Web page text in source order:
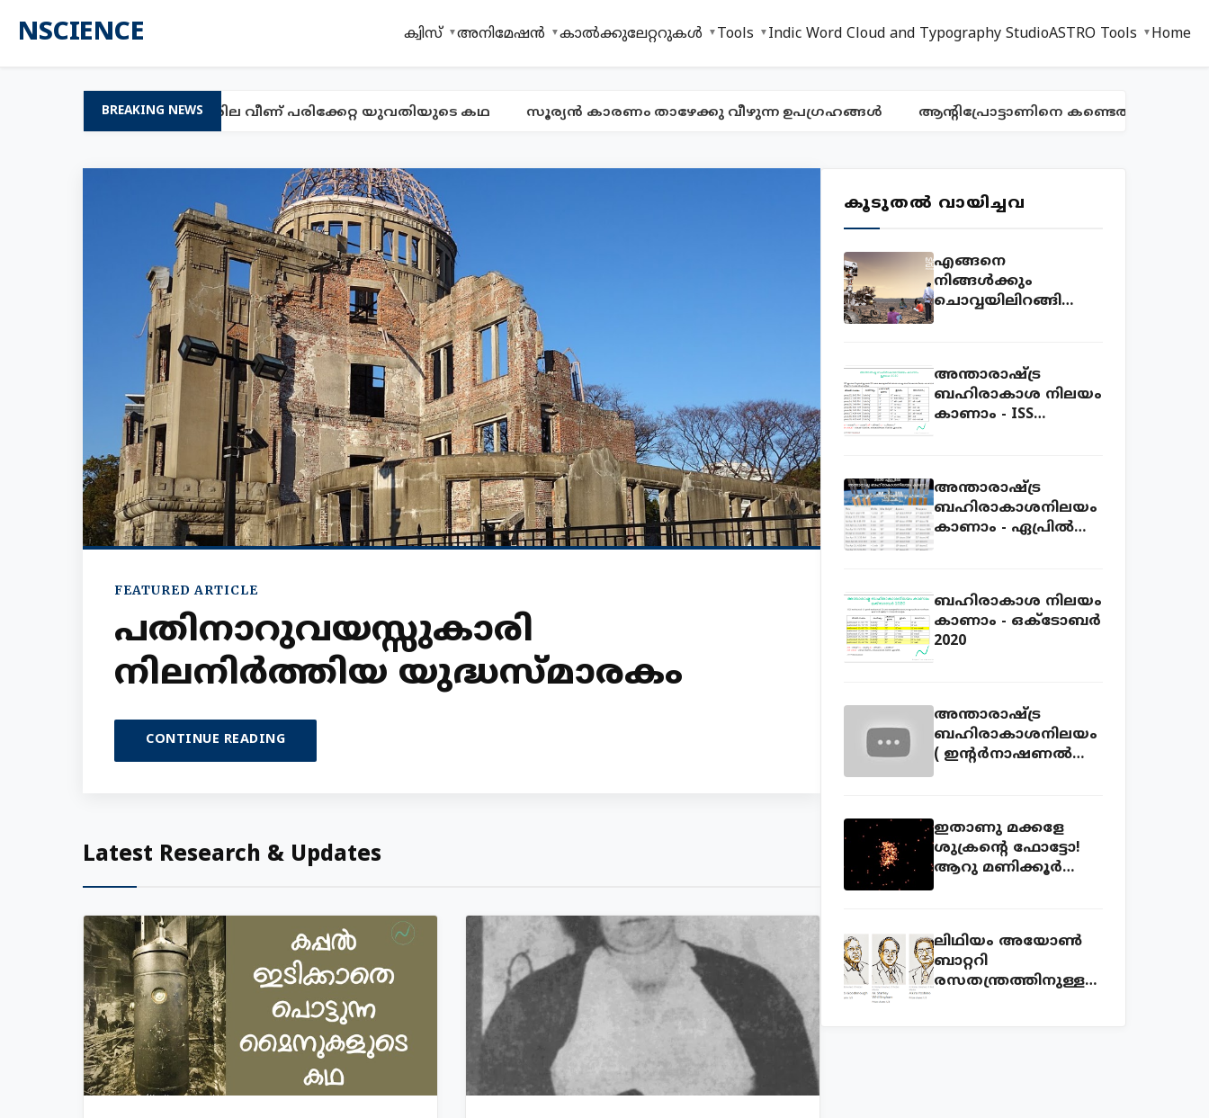
NSCIENCE ക്വിസ് അനിമേഷൻ കാൽക്കുലേറ്ററുകൾ Tools Indic Word Cloud and Typography StudioASTRO Tools Home
BREAKING NEWS
പ്രായമുള്ള ഉൽക്കാശില വീണ് പരിക്കേറ്റ യുവതിയുടെ കഥ സൂര്യൻ കാരണം താഴേക്കു വീഴുന്ന ഉപഗ്രഹങ്ങൾ ആന്റിപ്രോട്ടാണിനെ കണ്ടെത്തിയ കഥ
FEATURED ARTICLE
പതിനാറുവയസ്സുകാരി
നിലനിർത്തിയ യുദ്ധസ്മാരകം
CONTINUE READING
Latest Research & Updates
കൂടുതൽ വായിച്ചവ
എങ്ങനെ
നിങ്ങൾക്കും
ചൊവ്വയിലിറങ്ങി
അന്താരാഷ്ട്ര
ബഹിരാകാശ നിലയം
കാണാം - ISS
അന്താരാഷ്ട്ര
ബഹിരാകാശനിലയം
കാണാം - ഏപ്രില്‍
ബഹിരാകാശ നിലയം
കാണാം - ഒക്ടോബ‍ർ
2020
അന്താരാഷ്ട്ര
ബഹിരാകാശനിലയം
( ഇന്റര്‍നാഷണല്‍
ഇതാണു മക്കളേ
ശുക്രന്റെ ഫോട്ടോ!
ആറു മണിക്കൂര്‍
ലിഥിയം അയോണ്‍
ബാറ്ററി
രസതന്ത്രത്തിനുള്ള